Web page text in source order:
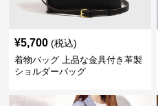
¥5,700 (税込)
着物バッグ 上品な金具付き革製
ショルダーバッグ